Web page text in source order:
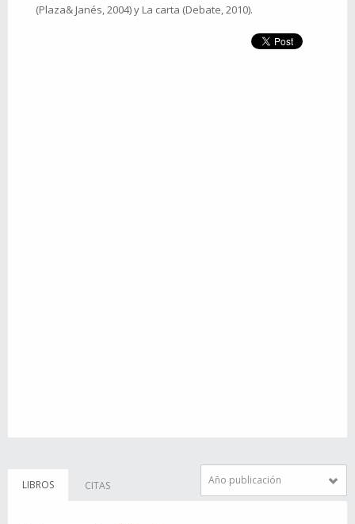
(Plaza& Janés, 2004) y La carta (Debate, 2010).
LIBROS CITAS Año publicación